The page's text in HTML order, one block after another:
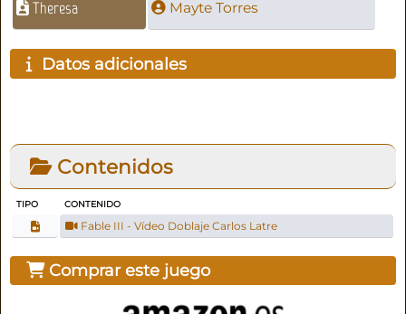
Theresa Mayte Torres
Datos adicionales
Contenidos
TIPO CONTENIDO
Fable III - Vídeo Doblaje Carlos Latre
Comprar este juego